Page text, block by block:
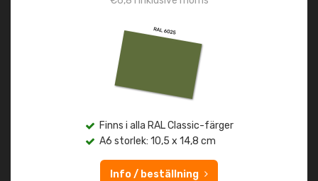
Finns i alla RAL Classic-färger
A6 storlek: 10,5 x 14,8 cm
Info / beställning